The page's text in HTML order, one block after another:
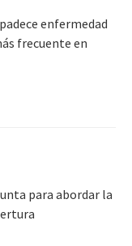
enfermedad
frecuente en
para abordar la